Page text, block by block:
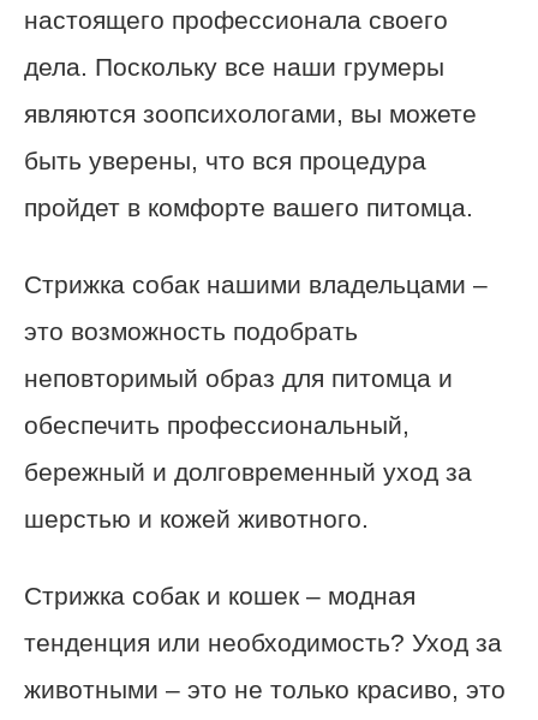
настоящего профессионала своего
дела. Поскольку все наши грумеры
являются зоопсихологами, вы можете
быть уверены, что вся процедура
пройдет в комфорте вашего питомца.
Стрижка собак нашими владельцами –
это возможность подобрать
неповторимый образ для питомца и
обеспечить профессиональный,
бережный и долговременный уход за
шерстью и кожей животного.
Стрижка собак и кошек – модная
тенденция или необходимость? Уход за
животными – это не только красиво, это